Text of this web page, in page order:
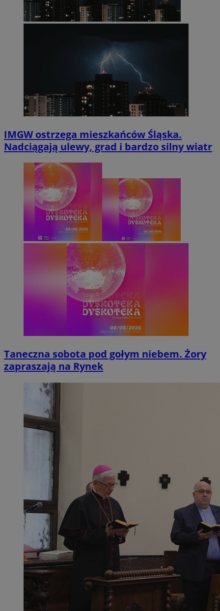
IMGW ostrzega mieszkańców Śląska.
Nadciągają ulewy, grad i bardzo silny wiatr
Taneczna sobota pod gołym niebem. Żory
zapraszają na Rynek